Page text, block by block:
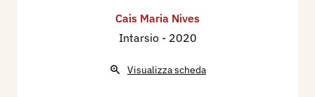
Cais Maria Nives
Intarsio - 2020
Visualizza scheda